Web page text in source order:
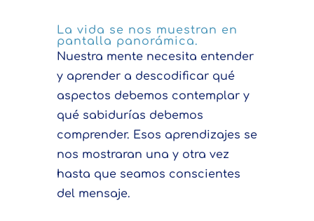
La vida se nos muestran en
pantalla panorámica.
Nuestra mente necesita entender
y aprender a descodificar qué
aspectos debemos contemplar y
qué sabidurías debemos
comprender. Esos aprendizajes se
nos mostraran una y otra vez
hasta que seamos conscientes
del mensaje.